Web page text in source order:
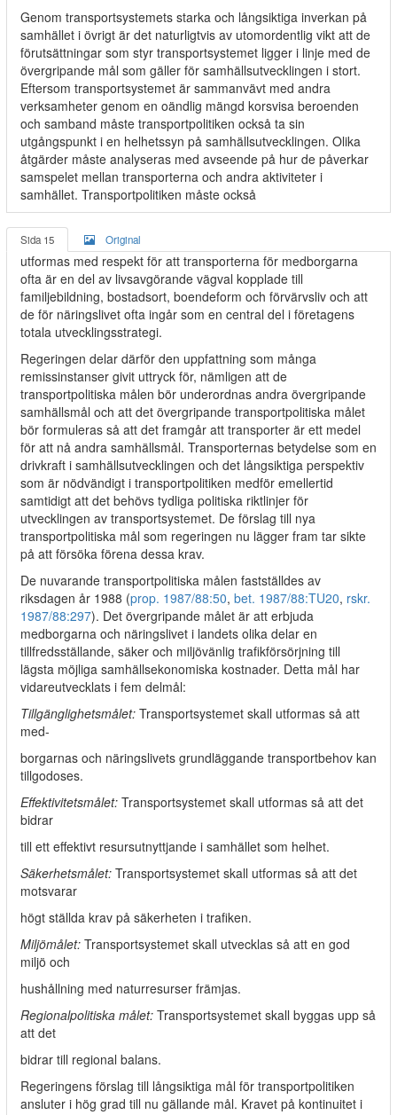
Genom transportsystemets starka och långsiktiga inverkan på
samhället i övrigt är det naturligtvis av utomordentlig vikt att de
förutsättningar som styr transportsystemet ligger i linje med de
övergripande mål som gäller för samhällsutvecklingen i stort.
Eftersom transportsystemet är sammanvävt med andra
verksamheter genom en oändlig mängd korsvisa beroenden
och samband måste transportpolitiken också ta sin
utgångspunkt i en helhetssyn på samhällsutvecklingen. Olika
åtgärder måste analyseras med avseende på hur de påverkar
samspelet mellan transporterna och andra aktiviteter i
samhället. Transportpolitiken måste också
Sida 15 Original
utformas med respekt för att transporterna för medborgarna
ofta är en del av livsavgörande vägval kopplade till
familjebildning, bostadsort, boendeform och förvärvsliv och att
de för näringslivet ofta ingår som en central del i företagens
totala utvecklingsstrategi.
Regeringen delar därför den uppfattning som många
remissinstanser givit uttryck för, nämligen att de
transportpolitiska målen bör underordnas andra övergripande
samhällsmål och att det övergripande transportpolitiska målet
bör formuleras så att det framgår att transporter är ett medel
för att nå andra samhällsmål. Transporternas betydelse som en
drivkraft i samhällsutvecklingen och det långsiktiga perspektiv
som är nödvändigt i transportpolitiken medför emellertid
samtidigt att det behövs tydliga politiska riktlinjer för
utvecklingen av transportsystemet. De förslag till nya
transportpolitiska mål som regeringen nu lägger fram tar sikte
på att försöka förena dessa krav.
De nuvarande transportpolitiska målen fastställdes av
riksdagen år 1988 (prop. 1987/88:50, bet. 1987/88:TU20, rskr.
1987/88:297). Det övergripande målet är att erbjuda
medborgarna och näringslivet i landets olika delar en
tillfredsställande, säker och miljövänlig trafikförsörjning till
lägsta möjliga samhällsekonomiska kostnader. Detta mål har
vidareutvecklats i fem delmål:
Tillgänglighetsmålet: Transportsystemet skall utformas så att
med-
borgarnas och näringslivets grundläggande transportbehov kan
tillgodoses.
Effektivitetsmålet: Transportsystemet skall utformas så att det
bidrar
till ett effektivt resursutnyttjande i samhället som helhet.
Säkerhetsmålet: Transportsystemet skall utformas så att det
motsvarar
högt ställda krav på säkerheten i trafiken.
Miljömålet: Transportsystemet skall utvecklas så att en god
miljö och
hushållning med naturresurser främjas.
Regionalpolitiska målet: Transportsystemet skall byggas upp så
att det
bidrar till regional balans.
Regeringens förslag till långsiktiga mål för transportpolitiken
ansluter i hög grad till nu gällande mål. Kravet på kontinuitet i